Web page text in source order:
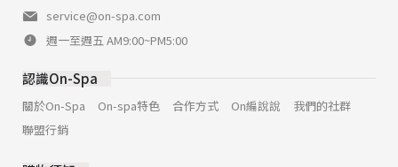
service@on-spa.com
週一至週五 AM9:00~PM5:00
認識On-Spa
關於On-Spa On-spa特色 合作方式 On編說說
我們的社群
聯盟行銷